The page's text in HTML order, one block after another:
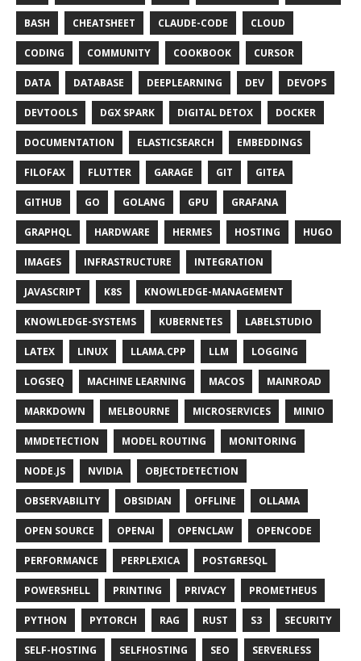
BASH CHEATSHEET CLAUDE-CODE CLOUD
CODING COMMUNITY COOKBOOK CURSOR
DATA DATABASE DEEPLEARNING DEV DEVOPS
DEVTOOLS DGX SPARK DIGITAL DETOX DOCKER
DOCUMENTATION ELASTICSEARCH EMBEDDINGS
FILOFAX FLUTTER GARAGE GIT GITEA
GITHUB GO GOLANG GPU GRAFANA
GRAPHQL HARDWARE HERMES HOSTING HUGO
IMAGES INFRASTRUCTURE INTEGRATION
JAVASCRIPT K8S KNOWLEDGE-MANAGEMENT
KNOWLEDGE-SYSTEMS KUBERNETES LABELSTUDIO
LATEX LINUX LLAMA.CPP LLM LOGGING
LOGSEQ MACHINE LEARNING MACOS MAINROAD
MARKDOWN MELBOURNE MICROSERVICES MINIO
MMDETECTION MODEL ROUTING MONITORING
NODE.JS NVIDIA OBJECTDETECTION
OBSERVABILITY OBSIDIAN OFFLINE OLLAMA
OPEN SOURCE OPENAI OPENCLAW OPENCODE
PERFORMANCE PERPLEXICA POSTGRESQL
POWERSHELL PRINTING PRIVACY PROMETHEUS
PYTHON PYTORCH RAG RUST S3 SECURITY
SELF-HOSTING SELFHOSTING SEO SERVERLESS